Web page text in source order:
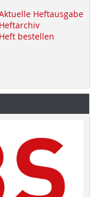
Heftausgabe
bestellen